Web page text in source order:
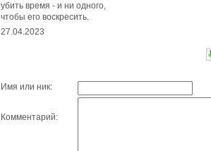
убить время - и ни одного,
чтобы его воскресить.
27.04.2023
Имя или ник:
Комментарий: